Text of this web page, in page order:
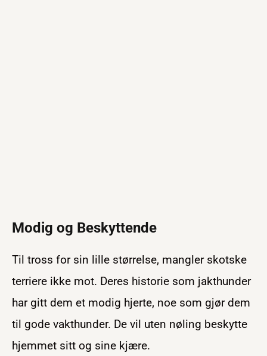
Modig og Beskyttende
Til tross for sin lille størrelse, mangler skotske
terriere ikke mot. Deres historie som jakthunder
har gitt dem et modig hjerte, noe som gjør dem
til gode vakthunder. De vil uten nøling beskytte
hjemmet sitt og sine kjære.